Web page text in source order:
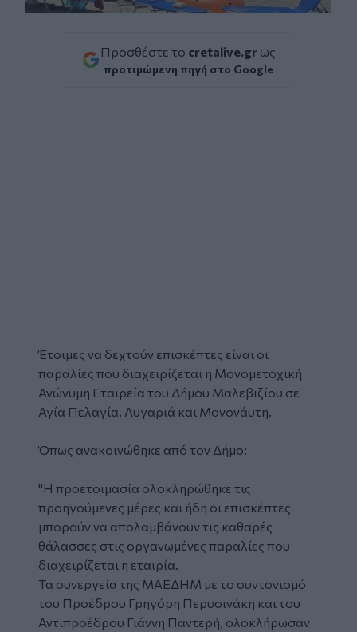
Προσθέστε το cretalive.gr ως
προτιμώμενη πηγή στο Google
Έτοιμες να δεχτούν επισκέπτες είναι οι
παραλίες που διαχειρίζεται η Μονομετοχική
Ανώνυμη Εταιρεία του Δήμου Μαλεβιζίου σε
Αγία Πελαγία, Λυγαριά και Μονονάυτη.
Όπως ανακοινώθηκε από τον Δήμο:
"Η προετοιμασία ολοκληρώθηκε τις
προηγούμενες μέρες και ήδη οι επισκέπτες
μπορούν να απολαμβάνουν τις καθαρές
θάλασσες στις οργανωμένες παραλίες που
διαχειρίζεται η εταιρία.
Τα συνεργεία της ΜΑΕΔΗΜ με το συντονισμό
του Προέδρου Γρηγόρη Περυσινάκη και του
Αντιπροέδρου Γιάννη Παντερή, ολοκλήρωσαν